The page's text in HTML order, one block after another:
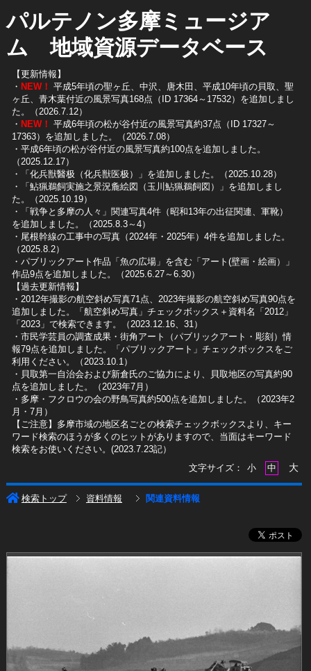
パルテノン多摩ミュージア
ム 地域資源データベース
【更新情報】
・ NEW！ 平成5年頃の聖ヶ丘、中沢、唐木田、平成10年頃の貝取、聖
ヶ丘、青木葉付近の風景写真168点（ID 17364～17532）を追加しまし
た。（2026.7.12）
・ NEW！ 平成6年頃の松が谷付近の風景写真約37点（ID 17327～
17363）を追加しました。（2026.7.08）
・平成6年頃の松が谷付近の風景写真約100点を追加しました。
（2025.12.17）
・「化兵獣醫极（化兵獣医极）」を追加しました。（2025.10.28）
・「鮎猟鵜飼実施之景況麁絵図（玉川鮎猟鵜飼図）」を追加しまし
た。（2025.10.19）
​・「戦争と多摩の人々」関連写真4件（昭和13年の出征関連、軍靴）
を追加しました。（2025.8.3～4）
​・尾根幹線の工事中の写真（2024年・2025年）4件を追加しました。
（2025.8.2）
​・パブリックアート作品「魚の広場」を含む「アート(壁画・絵画）」
作品9点を追加しました。（2025.6.27～6.30）
【過去更新情報】
・2012年撮影の航空斜め写真71点、2023年撮影の航空斜め写真90点を
追加しました。「航空斜め写真」チェックボックス＋資料名「2012」
「2023」で検索できます。（2023.12.16、31）
​・市民学芸員の調査成果・街角アート（パブリックアート・彫刻）情
報79点を追加しました。「パブリックアート」チェックボックスをご
利用ください。（2023.10.1）
・貝取第一自治会および新倉氏のご協力により、貝取地区の写真約90
点を追加しました。（2023年7月）
・多摩・フクロウの会の野鳥写真約500点を追加しました。（2023年2
月・7月）
【ご注意】多摩市域の地区名ごとの検索チェックボックスより、キー
ワード検索のほうが多くのヒットがありますので、当面はキーワード
検索をお使いください。(2023.7.23記）
文字サイズ：
小 中 大
検索トップ 資料情報 関連資料情報